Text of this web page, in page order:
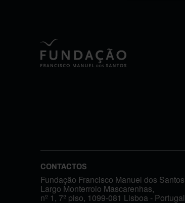
CONTACTOS
Fundação Francisco Manuel dos Santos
Largo Monterroio Mascarenhas,
nº 1, 7º piso, 1099-081 Lisboa - Portugal